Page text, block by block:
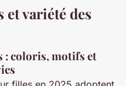
et variété des
: coloris, motifs et